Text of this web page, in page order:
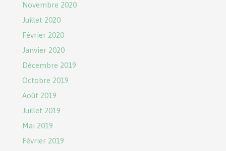
Novembre 2020
Juillet 2020
Février 2020
Janvier 2020
Décembre 2019
Octobre 2019
Août 2019
Juillet 2019
Mai 2019
Février 2019